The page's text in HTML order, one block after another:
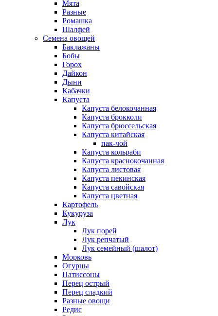
Мята
Разные
Ромашка
Шалфей
Семена овощей
Баклажаны
Бобы
Горох
Дайкон
Дыни
Кабачки
Капуста
Капуста белокочанная
Капуста брокколи
Капуста брюссельская
Капуста китайская
пак-чой
Капуста кольраби
Капуста краснокочанная
Капуста листовая
Капуста пекинская
Капуста савойская
Капуста цветная
Картофель
Кукуруза
Лук
Лук порей
Лук репчатый
Лук семейный (шалот)
Морковь
Огурцы
Патиссоны
Перец острый
Перец сладкий
Разные овощи
Редис